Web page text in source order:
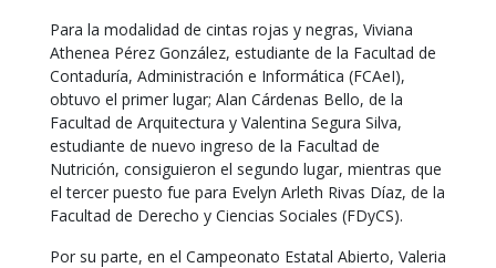
Para la modalidad de cintas rojas y negras, Viviana
Athenea Pérez González, estudiante de la Facultad de
Contaduría, Administración e Informática (FCAeI),
obtuvo el primer lugar; Alan Cárdenas Bello, de la
Facultad de Arquitectura y Valentina Segura Silva,
estudiante de nuevo ingreso de la Facultad de
Nutrición, consiguieron el segundo lugar, mientras que
el tercer puesto fue para Evelyn Arleth Rivas Díaz, de la
Facultad de Derecho y Ciencias Sociales (FDyCS).
Por su parte, en el Campeonato Estatal Abierto, Valeria